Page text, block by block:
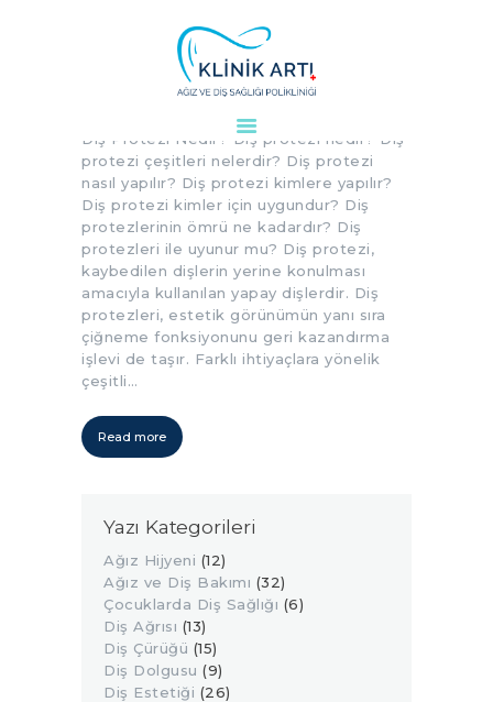
ANASAYFA
KURUMSAL
DOKTORLARIMIZ
TEDAVILER
VAKALAR
KVKK
AYDINLATMA
METNI
KLINIĞIMIZ
İLETIŞIM
Diş Protezi Nedir?
Diş Protezi Nedir? Diş protezi nedir? Diş
protezi çeşitleri nelerdir? Diş protezi
nasıl yapılır? Diş protezi kimlere yapılır?
Diş protezi kimler için uygundur? Diş
protezlerinin ömrü ne kadardır? Diş
protezleri ile uyunur mu? Diş protezi,
kaybedilen dişlerin yerine konulması
amacıyla kullanılan yapay dişlerdir. Diş
protezleri, estetik görünümün yanı sıra
çiğneme fonksiyonunu geri kazandırma
işlevi de taşır. Farklı ihtiyaçlara yönelik
çeşitli…
Read more
Yazı Kategorileri
Ağız Hijyeni (12)
Ağız ve Diş Bakımı (32)
Çocuklarda Diş Sağlığı (6)
Diş Ağrısı (13)
Diş Çürüğü (15)
Diş Dolgusu (9)
Diş Estetiği (26)